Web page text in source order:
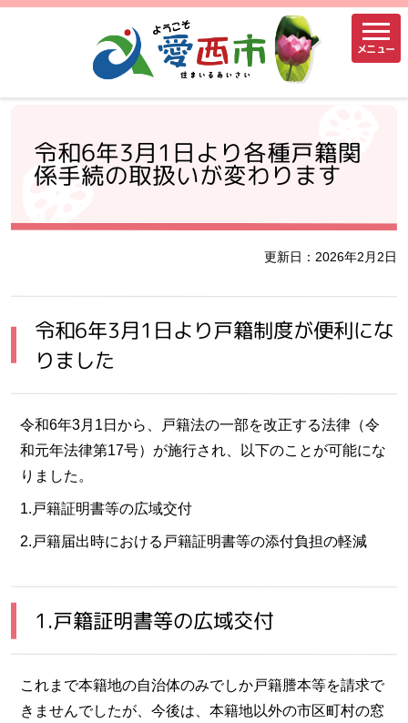
メニュー
令和6年3月1日より各種戸籍関
係手続の取扱いが変わります
更新日：2026年2月2日
令和6年3月1日より戸籍制度が便利にな
りました
令和6年3月1日から、戸籍法の一部を改正する法律（令
和元年法律第17号）が施行され、以下のことが可能にな
りました。
1.戸籍証明書等の広域交付
2.戸籍届出時における戸籍証明書等の添付負担の軽減
1.戸籍証明書等の広域交付
これまで本籍地の自治体のみでしか戸籍謄本等を請求で
きませんでしたが、今後は、本籍地以外の市区町村の窓